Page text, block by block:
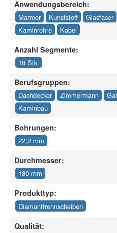
Anwendungsbereich:
Marmor Kunststoff Glasfaser
Kaminrohre
Kabel
Anzahl Segmente:
18 Stk.
Berufsgruppen:
Dachdecker Zimmermann
Kaminbau
Bohrungen:
22,2 mm
Durchmesser:
180 mm
Produkttyp:
Diamanttrennscheiben
Qualität: